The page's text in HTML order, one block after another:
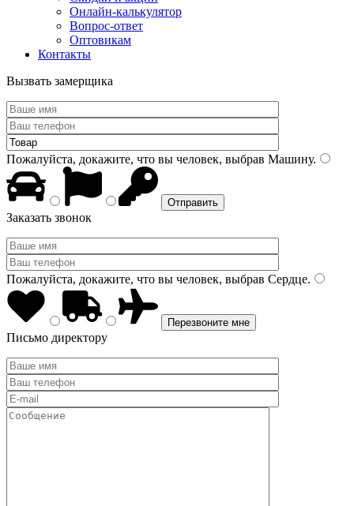
Онлайн-калькулятор
Вопрос-ответ
Оптовикам
Контакты
Вызвать замерщика
Пожалуйста, докажите, что вы человек, выбрав Машину.
Заказать звонок
Пожалуйста, докажите, что вы человек, выбрав Сердце.
Письмо директору